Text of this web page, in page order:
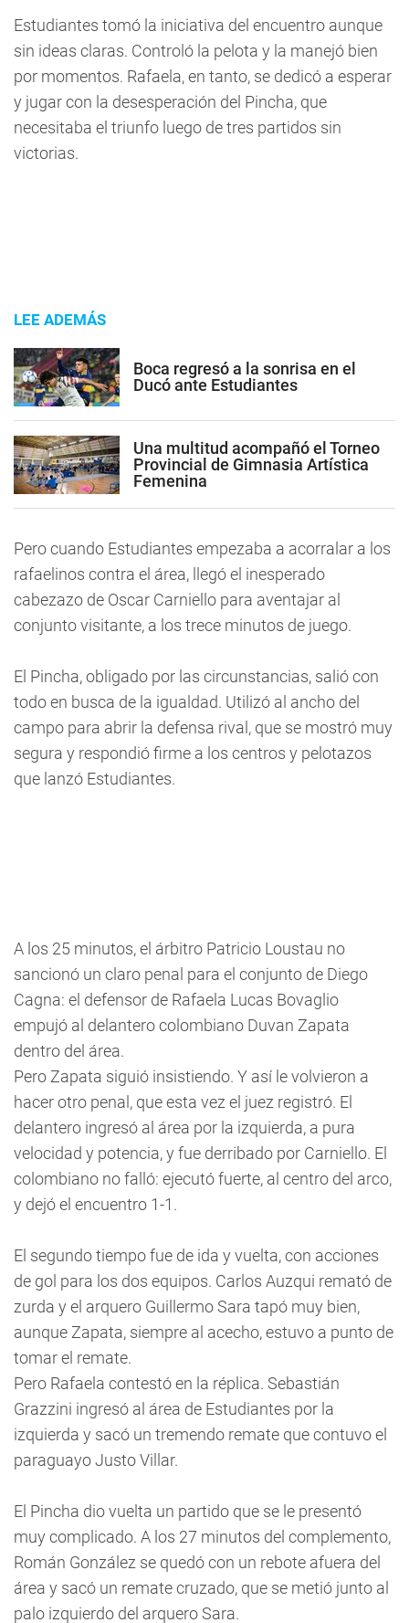
Estudiantes tomó la iniciativa del encuentro aunque
sin ideas claras. Controló la pelota y la manejó bien
por momentos. Rafaela, en tanto, se dedicó a esperar
y jugar con la desesperación del Pincha, que
necesitaba el triunfo luego de tres partidos sin
victorias.
LEE ADEMÁS
Boca regresó a la sonrisa en el
Ducó ante Estudiantes
Una multitud acompañó el Torneo
Provincial de Gimnasia Artística
Femenina
Pero cuando Estudiantes empezaba a acorralar a los
rafaelinos contra el área, llegó el inesperado
cabezazo de Oscar Carniello para aventajar al
conjunto visitante, a los trece minutos de juego.
El Pincha, obligado por las circunstancias, salió con
todo en busca de la igualdad. Utilizó al ancho del
campo para abrir la defensa rival, que se mostró muy
segura y respondió firme a los centros y pelotazos
que lanzó Estudiantes.
A los 25 minutos, el árbitro Patricio Loustau no
sancionó un claro penal para el conjunto de Diego
Cagna: el defensor de Rafaela Lucas Bovaglio
empujó al delantero colombiano Duvan Zapata
dentro del área.
Pero Zapata siguió insistiendo. Y así le volvieron a
hacer otro penal, que esta vez el juez registró. El
delantero ingresó al área por la izquierda, a pura
velocidad y potencia, y fue derribado por Carniello. El
colombiano no falló: ejecutó fuerte, al centro del arco,
y dejó el encuentro 1-1.
El segundo tiempo fue de ida y vuelta, con acciones
de gol para los dos equipos. Carlos Auzqui remató de
zurda y el arquero Guillermo Sara tapó muy bien,
aunque Zapata, siempre al acecho, estuvo a punto de
tomar el remate.
Pero Rafaela contestó en la réplica. Sebastián
Grazzini ingresó al área de Estudiantes por la
izquierda y sacó un tremendo remate que contuvo el
paraguayo Justo Villar.
El Pincha dio vuelta un partido que se le presentó
muy complicado. A los 27 minutos del complemento,
Román González se quedó con un rebote afuera del
área y sacó un remate cruzado, que se metió junto al
palo izquierdo del arquero Sara.